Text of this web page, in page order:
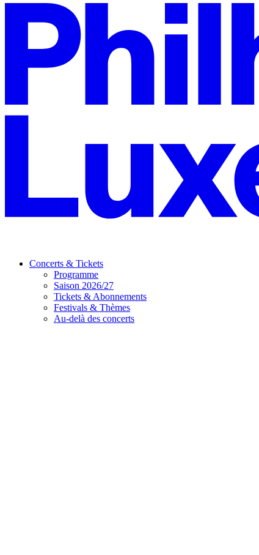
Concerts & Tickets
Programme
Saison 2026/27
Tickets & Abonnements
Festivals & Thèmes
Au-delà des concerts